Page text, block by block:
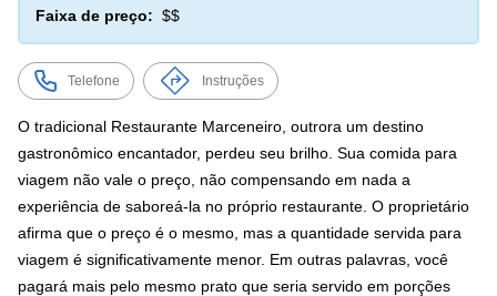
Faixa de preço: $$
Telefone Instruções
O tradicional Restaurante Marceneiro, outrora um destino
gastronômico encantador, perdeu seu brilho. Sua comida para
viagem não vale o preço, não compensando em nada a
experiência de saboreá-la no próprio restaurante. O proprietário
afirma que o preço é o mesmo, mas a quantidade servida para
viagem é significativamente menor. Em outras palavras, você
pagará mais pelo mesmo prato que seria servido em porções